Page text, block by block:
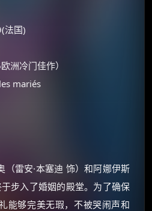
法国)
洲冷门佳作）
mariés
（雷安·本塞迪 饰）和阿娜伊斯
于步入了婚姻的殿堂。为了确保
能够完美无瑕，不被哭闹声和